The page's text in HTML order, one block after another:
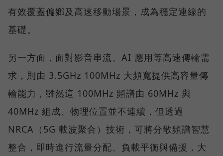
有效覆蓋偏鄉及高速移動場景，成為穩定連線的
基礎。
另一方面，面對影音串流、AI 應用等高速傳輸需
求，則由 3.5GHz 100MHz 大頻寬提供高容量傳
輸能力，雖然這 100MHz 頻譜由 60MHz 與
40MHz 組成、物理位置並不連續，但透過
NRCA（5G 載波聚合）技術，可將分散頻譜智慧
整合，即時進行流量分配、負載平衡與備援，大